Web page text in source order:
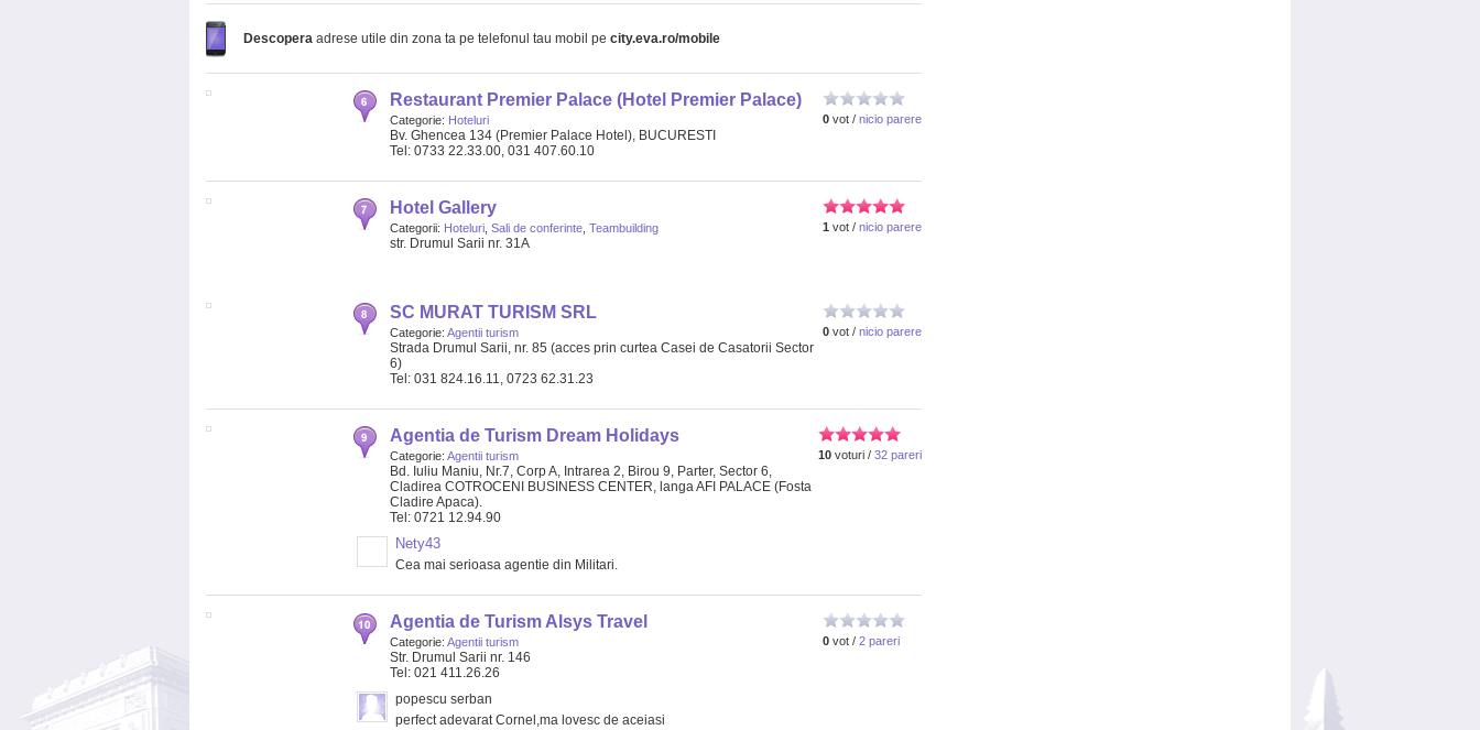
Descopera adrese utile din zona ta pe telefonul tau mobil pe city.eva.ro/mobile
0 vot / nicio parere
Restaurant Premier Palace (Hotel Premier Palace)
Categorie: Hoteluri
Bv. Ghencea 134 (Premier Palace Hotel), BUCURESTI
Tel: 0733 22.33.00, 031 407.60.10
1 vot / nicio parere
Hotel Gallery
Categorii: Hoteluri Sali de conferinte Teambuilding
str. Drumul Sarii nr. 31A
0 vot / nicio parere
SC MURAT TURISM SRL
Categorie: Agentii turism
Strada Drumul Sarii, nr. 85 (acces prin curtea Casei de Casatorii Sector
6)
Tel: 031 824.16.11, 0723 62.31.23
10 voturi / 32 pareri
Agentia de Turism Dream Holidays
Categorie: Agentii turism
Bd. Iuliu Maniu, Nr.7, Corp A, Intrarea 2, Birou 9, Parter, Sector 6,
Cladirea COTROCENI BUSINESS CENTER, langa AFI PALACE (Fosta
Cladire Apaca).
Tel: 0721 12.94.90
Nety43
Cea mai serioasa agentie din Militari.
0 vot / 2 pareri
Agentia de Turism Alsys Travel
Categorie: Agentii turism
Str. Drumul Sarii nr. 146
Tel: 021 411.26.26
popescu serban
perfect adevarat Cornel,ma lovesc de aceiasi